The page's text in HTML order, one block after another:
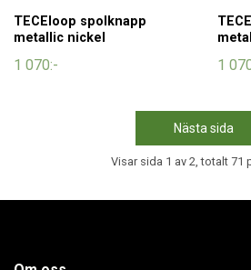
TECEloop spolknapp
metallic nickel
1 070:- 1
Nästa sida
Visar sida 1 av 2, totalt 71